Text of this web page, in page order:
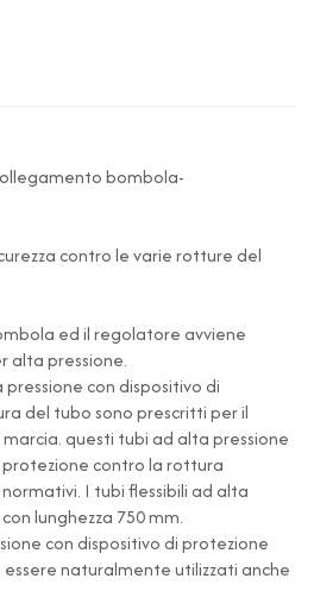
bombola-
contro le varie rotture del
ed il regolatore avviene
alta pressione.
con dispositivo di
del tubo sono prescritti per il
questi tubi ad alta pressione
contro la rottura
I tubi flessibili ad alta
lunghezza 750 mm.
con dispositivo di protezione
naturalmente utilizzati anche